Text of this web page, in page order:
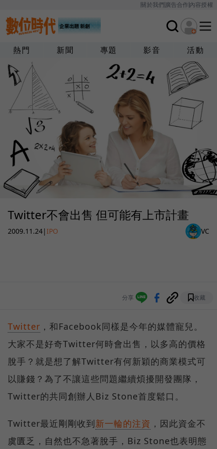
關於我們廣告合作內容授權
熱門 新聞 專題 影音 活動
Twitter不會出售 但可能有上市計畫
2009.11.24|IPO VC
分享 收藏
Twitter ，和Facebook同樣是今年的媒體寵兒。
大家不是好奇Twitter何時會出售，以多高的價格
脫手？就是想了解Twitter有何新穎的商業模式可
以賺錢？為了不讓這些問題繼續煩擾開發團隊，
Twitter的共同創辦人Biz Stone首度鬆口。
Twitter最近剛剛收到新一輪的注資 ，因此資金不
虞匱乏，自然也不急著脫手，Biz Stone也表明態